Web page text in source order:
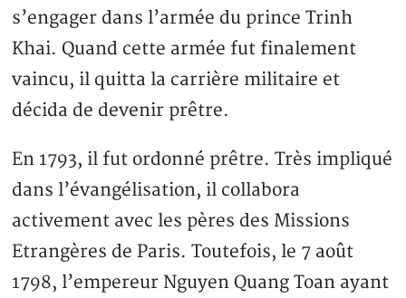
s’engager dans l’armée du prince Trinh
Khai. Quand cette armée fut finalement
vaincu, il quitta la carrière militaire et
décida de devenir prêtre.
En 1793, il fut ordonné prêtre. Très impliqué
dans l’évangélisation, il collabora
activement avec les pères des Missions
Etrangères de Paris. Toutefois, le 7 août
1798, l’empereur Nguyen Quang Toan ayant